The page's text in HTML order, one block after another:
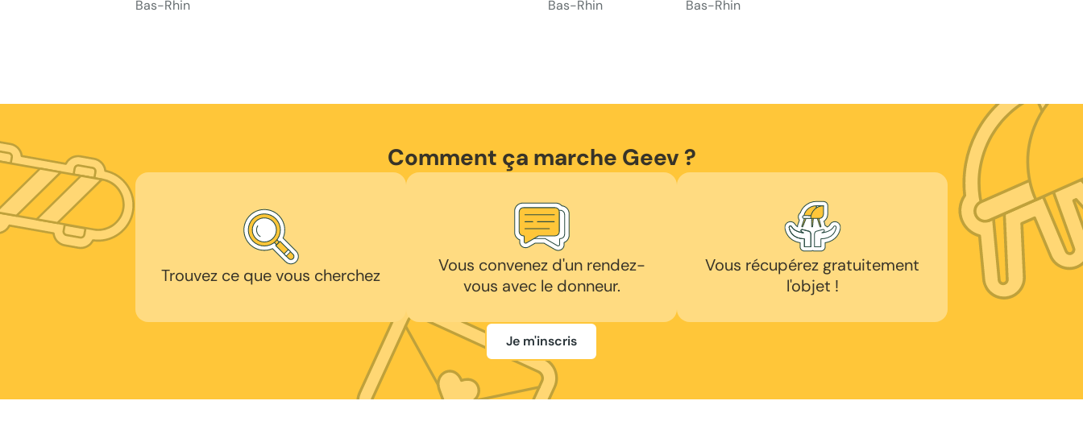
Bas-Rhin
Bas-Rhin
Bas-Rhin
Comment ça marche Geev ?
Trouvez ce que vous cherchez
Vous convenez d'un rendez-
vous avec le donneur.
Vous récupérez gratuitement
l'objet !
Je m'inscris